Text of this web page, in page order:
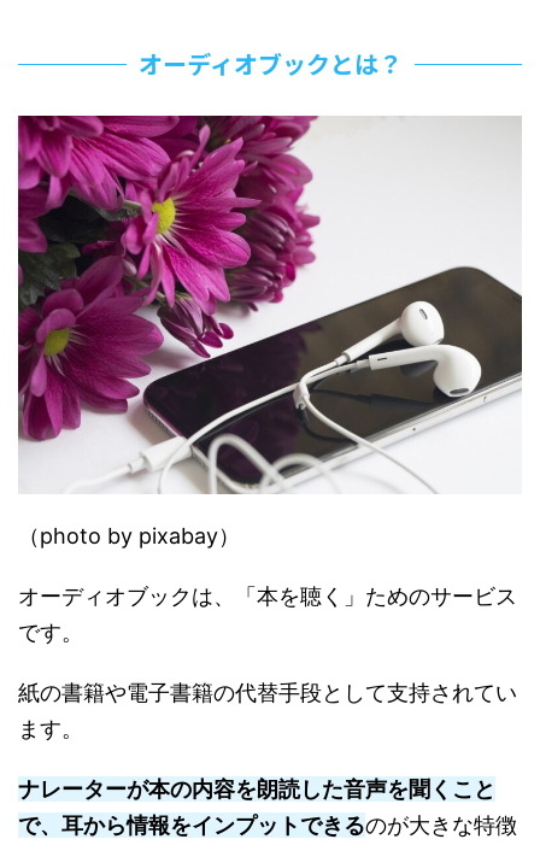
オーディオブックとは？
（photo by pixabay）
オーディオブックは、「本を聴く」ためのサービス
です。
紙の書籍や電子書籍の代替手段として支持されてい
ます。
ナレーターが本の内容を朗読した音声を聞くこと
で、耳から情報をインプットできるのが大きな特徴